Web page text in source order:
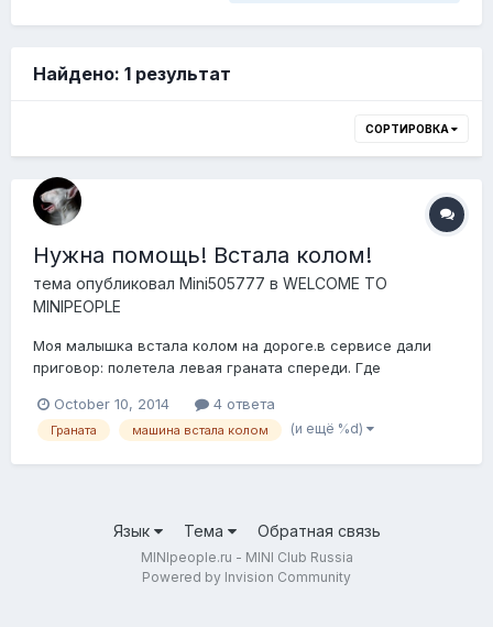
Найдено: 1 результат
СОРТИРОВКА
Нужна помощь! Встала колом!
тема опубликовал Mini505777 в WELCOME TO
MINIPEOPLE
Моя малышка встала колом на дороге.в сервисе дали
приговор: полетела левая граната спереди. Где
страшных денег. Может здесь кто подскажет, где эту
гранату взять можно отдельно? 1,6 120 акпп 2008 года
October 10, 2014 4 ответа
Граната машина встала колом (и ещё %d)
Язык Тема Обратная связь
MINIpeople.ru - MINI Club Russia
Powered by Invision Community